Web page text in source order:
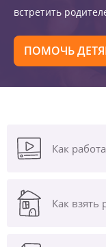
встретить
ПОМОЧЬ
Как
Как взять